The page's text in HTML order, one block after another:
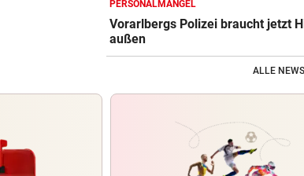
PERSONALMANGEL
Vorarlbergs Polizei braucht jetzt
außen
ALLE